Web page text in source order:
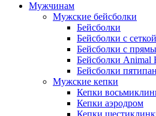
Мужчинам
Мужские бейсболки
Бейсболки
Бейсболки с сеткой
Бейсболки с
Бейсболки Animal
Бейсболки
Мужские кепки
Кепки
Кепки аэродром
Кепки